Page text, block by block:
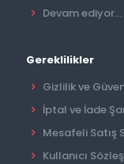
Devam ediyor...
Gereklilikler
Gizlilik ve
İptal ve İade
Mesafeli Satış
Kullanıcı